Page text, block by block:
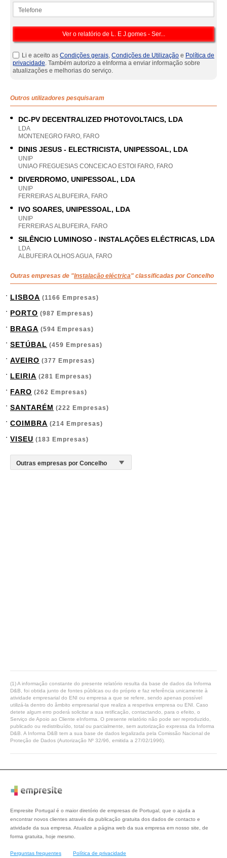
Li e aceito as Condições gerais, Condições de Utilização e Política de
privacidade. Também autorizo a eInforma a enviar informação sobre
atualizações e melhorias do serviço.
Outros utilizadores pesquisaram
DC-PV DECENTRALIZED PHOTOVOLTAICS, LDA
LDA
MONTENEGRO FARO, FARO
DINIS JESUS - ELECTRICISTA, UNIPESSOAL, LDA
UNIP
UNIAO FREGUESIAS CONCEICAO ESTOI FARO, FARO
DIVERDROMO, UNIPESSOAL, LDA
UNIP
FERREIRAS ALBUFEIRA, FARO
IVO SOARES, UNIPESSOAL, LDA
UNIP
FERREIRAS ALBUFEIRA, FARO
SILÊNCIO LUMINOSO - INSTALAÇÕES ELÉCTRICAS, LDA
LDA
ALBUFEIRA OLHOS AGUA, FARO
Outras empresas de "Instalação eléctrica" classificadas por Concelho
LISBOA (1166 Empresas)
PORTO (987 Empresas)
BRAGA (594 Empresas)
SETÚBAL (459 Empresas)
AVEIRO (377 Empresas)
LEIRIA (281 Empresas)
FARO (262 Empresas)
SANTARÉM (222 Empresas)
COIMBRA (214 Empresas)
VISEU (183 Empresas)
(1) A informação constante do presente relatório resulta da base de dados da Informa
D&B, foi obtida junto de fontes públicas ou do próprio e faz referência unicamente à
atividade empresarial do ENI ou empresa a que se refere, sendo apenas possível
utilizá-la dentro do âmbito empresarial que realiza a respetiva empresa ou ENI. Caso
detete algum erro poderá solicitar a sua retificação, contactando, para o efeito, o
Serviço de Apoio ao Cliente eInforma. O presente relatório não pode ser reproduzido,
publicado ou redistribuído, total ou parcialmente, sem autorização expressa da Informa
D&B. A Informa D&B tem a sua base de dados legalizada pela Comissão Nacional de
Proteção de Dados (Autorização Nº 32/96, emitida a 27/02/1996).
Empresite Portugal é o maior diretório de empresas de Portugal, que o ajuda a
encontrar novos clientes através da publicação gratuita dos dados de contacto e
atividade da sua empresa. Atualize a página web da sua empresa em nosso site, de
forma gratuita, hoje mesmo.
Perguntas frequentes Política de privacidade